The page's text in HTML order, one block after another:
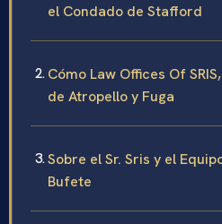
el Condado de Stafford
Cómo Law Offices Of
de Atropello y Fuga
Sobre el Sr. Sris y el
Bufete